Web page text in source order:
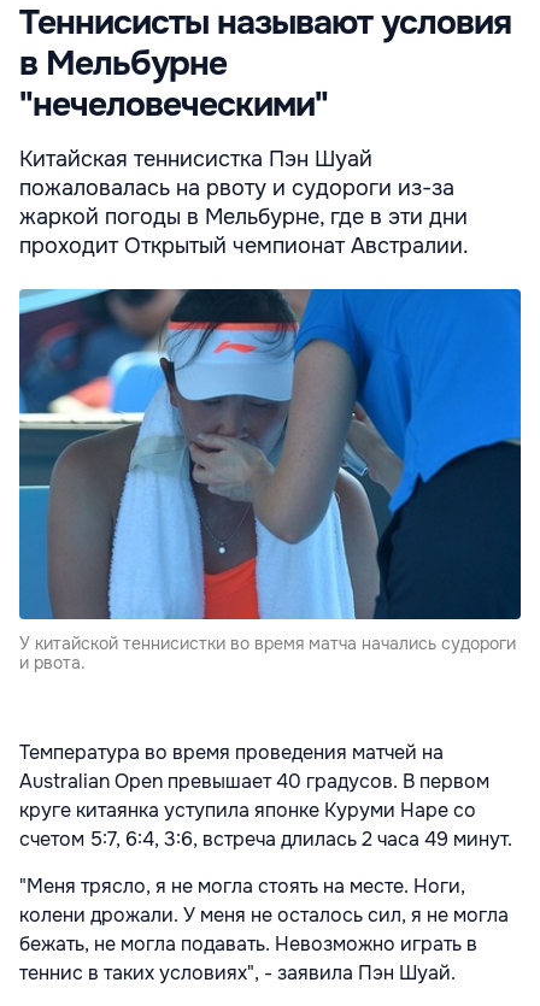
Теннисисты называют условия
в Мельбурне
"нечеловеческими"
Китайская теннисистка Пэн Шуай
пожаловалась на рвоту и судороги из-за
жаркой погоды в Мельбурне, где в эти дни
проходит Открытый чемпионат Австралии.
У китайской теннисистки во время матча начались судороги
и рвота.
Температура во время проведения матчей на
Australian Open превышает 40 градусов. В первом
круге китаянка уступила японке Куруми Наре со
счетом 5:7, 6:4, 3:6, встреча длилась 2 часа 49 минут.
"Меня трясло, я не могла стоять на месте. Ноги,
колени дрожали. У меня не осталось сил, я не могла
бежать, не могла подавать. Невозможно играть в
теннис в таких условиях", - заявила Пэн Шуай.